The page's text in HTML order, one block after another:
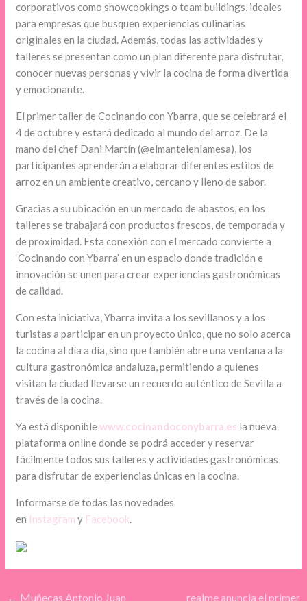
corporativos como showcookings o team buildings, ideales
para empresas que busquen experiencias culinarias
originales en la ciudad. Además, todas las actividades y
talleres se presentan como un plan diferente para disfrutar,
conocer nuevas personas y vivir la cocina de forma divertida
y emocionante.
El primer taller de Cocinando con Ybarra, que se celebrará el
4 de octubre y estará dedicado al mundo del arroz. De la
mano del chef Dani Martín (@elmantelenlamesa), los
participantes aprenderán a elaborar diferentes estilos de
arroz en un ambiente creativo, cercano y lleno de sabor.
Gracias a su ubicación en un mercado de abastos, en los
talleres se trabajará con productos frescos, de temporada y
de proximidad. Esta conexión con el mercado convierte a
‘Cocinando con Ybarra’ en un espacio donde tradición e
innovación se unen para crear experiencias gastronómicas
de calidad.
Con esta iniciativa, Ybarra invita a los sevillanos y a los
turistas a participar en un proyecto único, que no solo acerca
la cocina al día a día, sino que también abre una ventana a la
cultura gastronómica andaluza, permitiendo a quienes
visitan la ciudad llevarse un recuerdo auténtico de Sevilla a
través de la cocina.
Ya está disponiblewww.cocinandoconybarra.es la nueva
plataforma online donde se podrá acceder y reservar
fácilmente todos sus talleres y actividades gastronómicas
para disfrutar de experiencias únicas en la cocina.
Informarse de todas las novedades
en Instagram y Facebook.
← Muñecas Antonio Juan realme anuncia el primer